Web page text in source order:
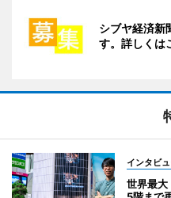
シブヤ経済新
す。詳しくは
インタビ
世界最